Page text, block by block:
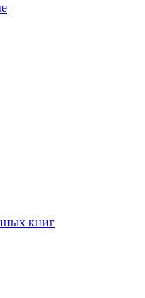
книг